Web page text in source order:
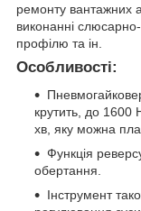
ремонту вантажних
виконанні
профілю та ін.
Особливості:
крутить, до 1600
хв, яку можна
Функція
обертання.
Інструмент